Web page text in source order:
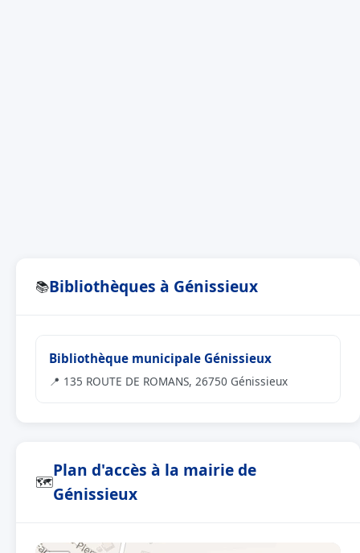
📚Bibliothèques à Génissieux
Bibliothèque municipale Génissieux
📍 135 ROUTE DE ROMANS, 26750 Génissieux
🗺
Plan d'accès à la mairie de
Génissieux